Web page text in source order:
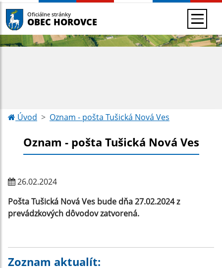
Oficiálne stránky
OBEC HOROVCE
Úvod Oznam - pošta Tušická Nová Ves
Oznam - pošta Tušická Nová Ves
26.02.2024
Pošta Tušická Nová Ves bude dňa 27.02.2024 z
prevádzkových dôvodov zatvorená.
Zoznam aktualít: